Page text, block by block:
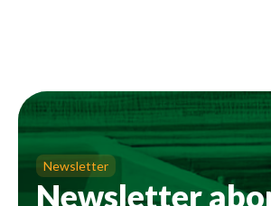
Newsletter
Newsletter